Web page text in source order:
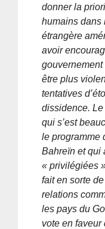
donner la
humains dans
étrangère
avoir
être plus
tentatives
dissidence.
qui s’est
le programme
Bahreïn et qui
« privilégiées
fait en sorte
relations
les pays du
vote en faveur